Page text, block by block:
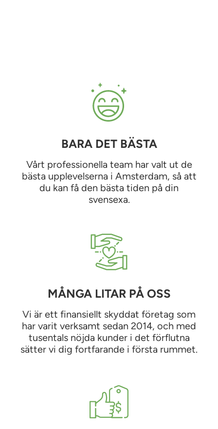
BARA DET BÄSTA
Vårt professionella team har valt ut de
bästa upplevelserna i Amsterdam, så att
du kan få den bästa tiden på din
svensexa.
MÅNGA LITAR PÅ OSS
Vi är ett finansiellt skyddat företag som
har varit verksamt sedan 2014, och med
tusentals nöjda kunder i det förflutna
sätter vi dig fortfarande i första rummet.